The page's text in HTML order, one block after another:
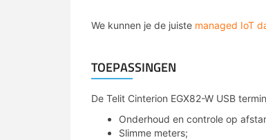
We kunnen je de juiste managed IoT
TOEPASSINGEN
De Telit Cinterion EGX82-W USB
Onderhoud en controle op
Slimme meters;